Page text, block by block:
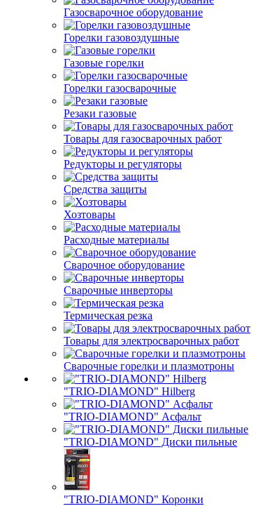
Газосварочное оборудование
Горелки газовоздушные
Газовые горелки
Горелки газосварочные
Резаки газовые
Товары для газосварочных работ
Редукторы и регуляторы
Средства защиты
Хозтовары
Расходные материалы
Сварочное оборудование
Сварочные инверторы
Термическая резка
Товары для электросварочных работ
Сварочные горелки и плазмотроны
"TRIO-DIAMOND" Hilberg
"TRIO-DIAMOND" Асфальт
"TRIO-DIAMOND" Диски пильные
"TRIO-DIAMOND" Коронки